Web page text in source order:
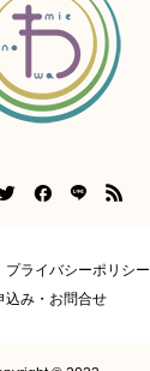
プライバシーポリシー
込み・お問合せ